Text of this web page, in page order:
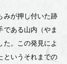
みが押し付いた跡
ある山内（やま
。この発見によ
というそれまでの